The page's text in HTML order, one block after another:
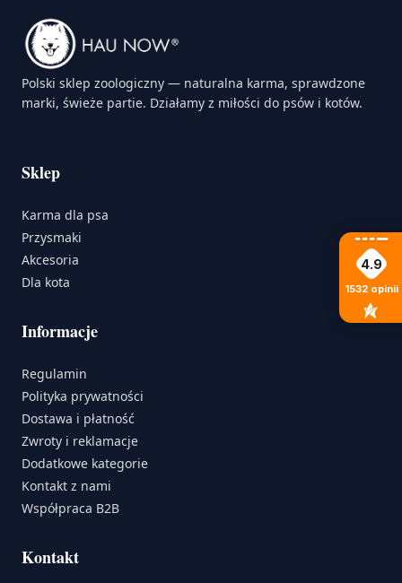
Polski sklep zoologiczny — naturalna karma, sprawdzone
marki, świeże partie. Działamy z miłości do psów i kotów.
Sklep
Karma dla psa
Przysmaki
Akcesoria
Dla kota
Informacje
Regulamin
Polityka prywatności
Dostawa i płatność
Zwroty i reklamacje
Dodatkowe kategorie
Kontakt z nami
Współpraca B2B
Kontakt
4.9
1532 opinii